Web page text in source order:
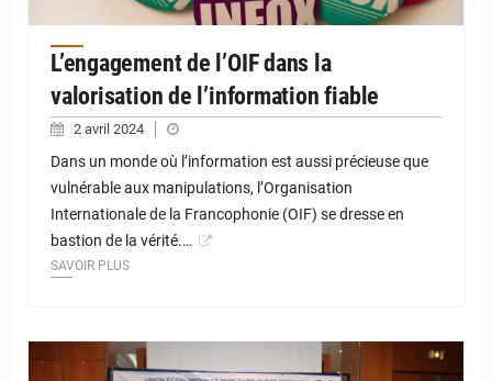
L’engagement de l’OIF dans la
valorisation de l’information fiable
2 avril 2024
Dans un monde où l’information est aussi précieuse que
vulnérable aux manipulations, l’Organisation
Internationale de la Francophonie (OIF) se dresse en
bastion de la vérité.…
SAVOIR PLUS